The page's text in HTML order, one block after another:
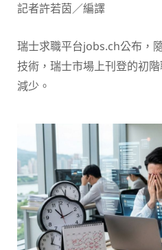
記者許若茵／編譯
瑞士求職平台jobs.ch公布，
技術，瑞士市場上刊登的初
減少。